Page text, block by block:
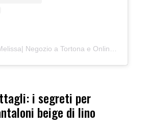
i segreti per
beige di lino